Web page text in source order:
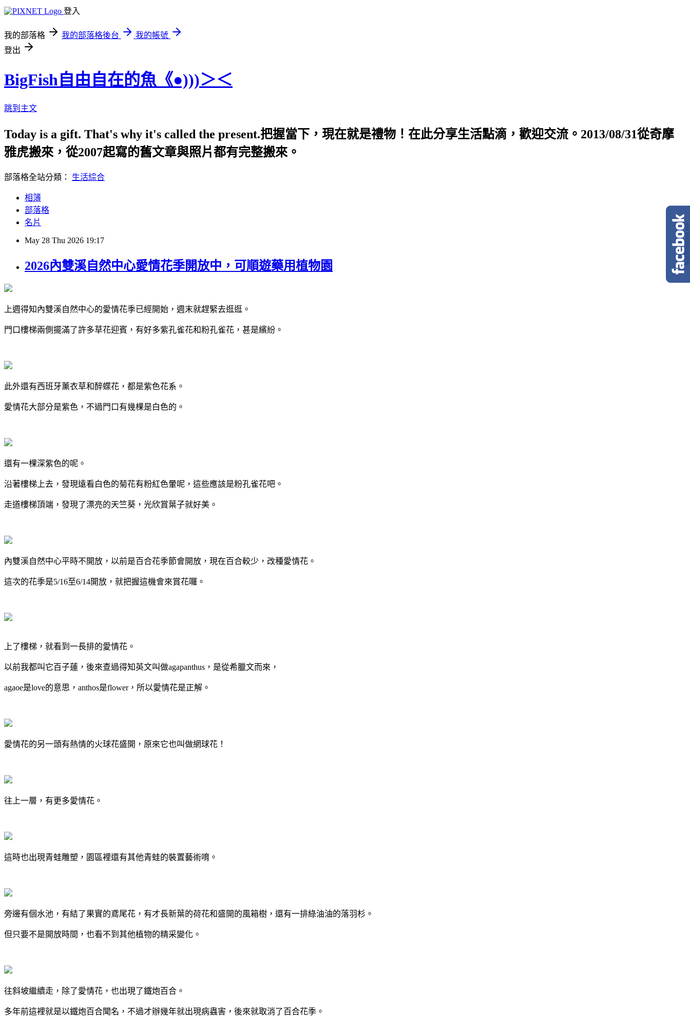
登入
我的部落格 我的部落格後台
我的帳號
登出
BigFish自由自在的魚《●)))＞＜
跳到主文
Today is a gift. That's why it's called the present.把握當下，現在就是禮物！在此分享生活點滴，歡迎交流。2013/08/31從奇摩
雅虎搬來，從2007起寫的舊文章與照片都有完整搬來。
部落格全站分類： 生活綜合
相簿
部落格
名片
May 28 Thu 2026 19:17
2026內雙溪自然中心愛情花季開放中，可順遊藥用植物園
上週得知內雙溪自然中心的愛情花季已經開始，週末就趕緊去逛逛。
門口樓梯兩側擺滿了許多草花迎賓，有好多紫孔雀花和粉孔雀花，甚是繽紛。
此外還有西班牙薰衣草和醉蝶花，都是紫色花系。
愛情花大部分是紫色，不過門口有幾棵是白色的。
還有一棵深紫色的呢。
沿著樓梯上去，發現遠看白色的菊花有粉紅色暈呢，這些應該是粉孔雀花吧。
走道樓梯頂端，發現了漂亮的天竺葵，光欣賞葉子就好美。
內雙溪自然中心平時不開放，以前是百合花季節會開放，現在百合較少，改種愛情花。
這次的花季是5/16至6/14開放，就把握這機會來賞花囉。
上了樓梯，就看到一長排的愛情花。
以前我都叫它百子蓮，後來查過得知英文叫做agapanthus，是從希臘文而來，
agaoe是love的意思，anthos是flower，所以愛情花是正解。
愛情花的另一頭有熱情的火球花盛開，原來它也叫做網球花！
往上一層，有更多愛情花。
這時也出現青蛙雕塑，園區裡還有其他青蛙的裝置藝術唷。
旁邊有個水池，有結了果實的鳶尾花，有才長新葉的荷花和盛開的風箱樹，還有一排綠油油的落羽杉。
但只要不是開放時間，也看不到其他植物的精采變化。
往斜坡繼續走，除了愛情花，也出現了鐵炮百合。
多年前這裡就是以鐵炮百合聞名，不過才辦幾年就出現病蟲害，後來就取消了百合花季。